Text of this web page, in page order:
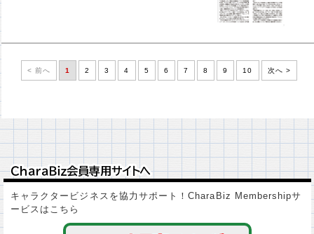
< 前へ 1 2 3 4 5 6 7 8 9 10 次へ >
ＣｈａｒａＢｉｚ会員専用サイトへ
ＣｈａｒａＢｉｚ会員専用サイトへ
キャラクタービジネスを協力サポート！CharaBiz Membershipサ
ービスはこちら